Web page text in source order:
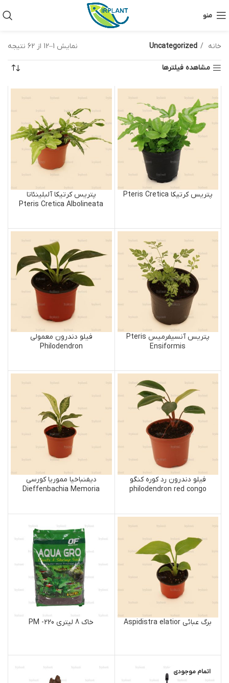
منو
خانه Uncategorized نمایش 1–12 از 62 نتیجه
مشاهده فیلترها
پتریس کرتیکا Pteris Cretica
پتریس کرتیکا آلبلینئاتا
Pteris Cretica Albolineata
پتریس آنسیفرمیس Pteris
Ensiformis
فیلو دندرون معمولی
Philodendron
فیلو دندرون رد کوره کنگو
philodendron red congo
دیفنباخیا مموریا کورسی
Dieffenbachia Memoria
برگ عبائی Aspidistra elatior خاک 8 لیتری PM -220
اتمام موجودی